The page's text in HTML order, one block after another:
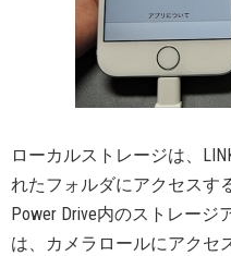
ローカルストレージは、
れたフォルダにアクセスす
Power Drive内のストレージ
は、カメラロールにアクセ